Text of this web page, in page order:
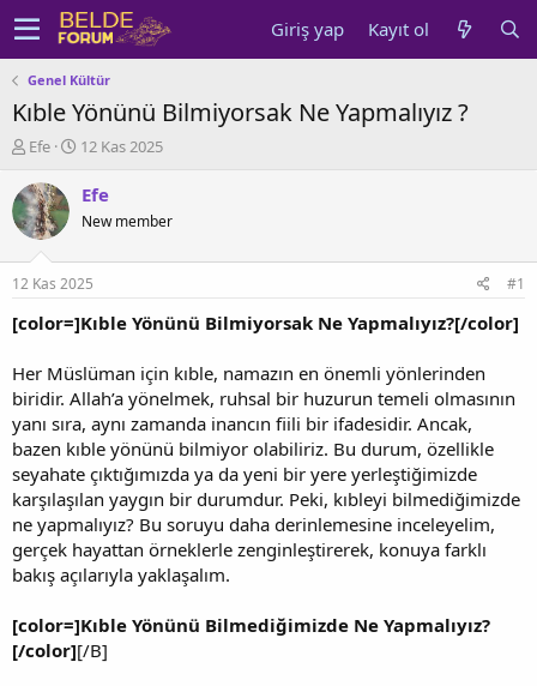
Giriş yap Kayıt ol
Genel Kültür
Kıble Yönünü Bilmiyorsak Ne Yapmalıyız ?
K
n
u
y
b
a
ş
t
a
n
Efe
B
ş
a
g
ı
ç
r
i
h
i
12 Kas 2025
Efe
New member
12 Kas 2025 #1
[color=]Kıble Yönünü Bilmiyorsak Ne Yapmalıyız?[/color]
Her Müslüman için kıble, namazın en önemli yönlerinden
biridir. Allah’a yönelmek, ruhsal bir huzurun temeli olmasının
yanı sıra, aynı zamanda inancın fiili bir ifadesidir. Ancak,
bazen kıble yönünü bilmiyor olabiliriz. Bu durum, özellikle
seyahate çıktığımızda ya da yeni bir yere yerleştiğimizde
karşılaşılan yaygın bir durumdur. Peki, kıbleyi bilmediğimizde
ne yapmalıyız? Bu soruyu daha derinlemesine inceleyelim,
gerçek hayattan örneklerle zenginleştirerek, konuya farklı
bakış açılarıyla yaklaşalım.
[color=]Kıble Yönünü Bilmediğimizde Ne Yapmalıyız?
[/color][/B]